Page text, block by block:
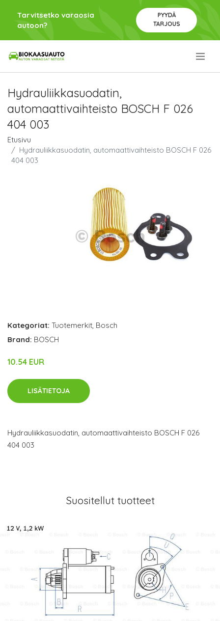
Tarvitsetko varaosia
autoon?
PYYDÄ
TARJOUS
Hydrauliikkasuodatin,
automaattivaihteisto BOSCH F 026
404 003
Etusivu
Hydrauliikkasuodatin, automaattivaihteisto BOSCH F 026
404 003
Kategoriat: Tuotemerkit, Bosch
Brand: BOSCH
10.54 EUR
LISÄTIETOJA
Hydrauliikkasuodatin, automaattivaihteisto BOSCH F 026
404 003
Suositellut tuotteet